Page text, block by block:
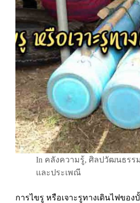
In คลังความรู้,ศิลปวัฒนธรรม
และประเพณี
การไขรู หรือเจาะรูทางเดินไฟของ